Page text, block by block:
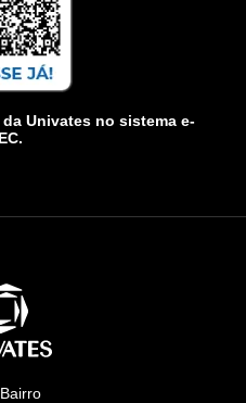
Univates no sistema e-